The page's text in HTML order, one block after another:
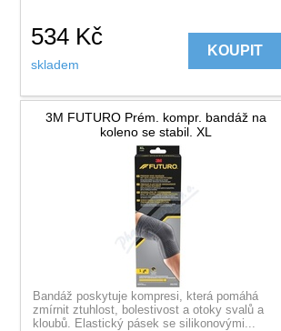
534 Kč
skladem
KOUPIT
3M FUTURO Prém. kompr. bandáž na
koleno se stabil. XL
Bandáž poskytuje kompresi, která pomáhá
zmírnit ztuhlost, bolestivost a otoky svalů a
kloubů. Elastický pásek se silikonovými...